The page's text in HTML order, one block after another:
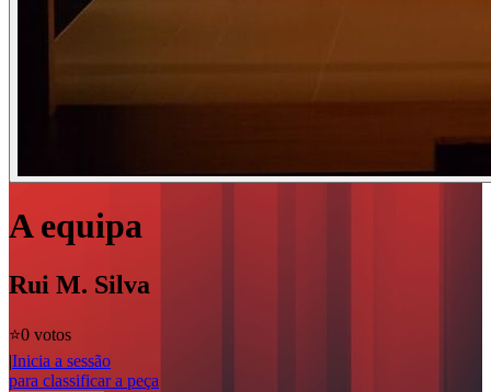
A equipa
Rui M. Silva
⭐️0 votos
|Inicia a sessão
para classificar a peça